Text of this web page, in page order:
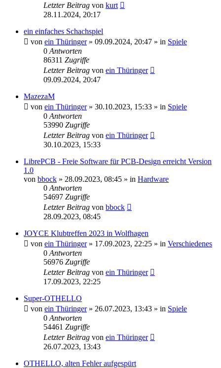
Letzter Beitrag von kurt
28.11.2024, 20:17
ein einfaches Schachspiel
von ein Thüringer» 09.09.2024, 20:47 » in Spiele
0 Antworten
86311 Zugriffe
Letzter Beitrag von ein Thüringer
09.09.2024, 20:47
MazezaM
von ein Thüringer» 30.10.2023, 15:33 » in Spiele
0 Antworten
53990 Zugriffe
Letzter Beitrag von ein Thüringer
30.10.2023, 15:33
LibrePCB - Freie Software für PCB-Design erreicht Version
1.0
von bbock » 28.09.2023, 08:45 » in Hardware
0 Antworten
54697 Zugriffe
Letzter Beitrag von bbock
28.09.2023, 08:45
JOYCE Klubtreffen 2023 in Wolfhagen
von ein Thüringer» 17.09.2023, 22:25 » in Verschiedenes
0 Antworten
56976 Zugriffe
Letzter Beitrag von ein Thüringer
17.09.2023, 22:25
Super-OTHELLO
von ein Thüringer» 26.07.2023, 13:43 » in Spiele
0 Antworten
54461 Zugriffe
Letzter Beitrag von ein Thüringer
26.07.2023, 13:43
OTHELLO, alten Fehler aufgespürt